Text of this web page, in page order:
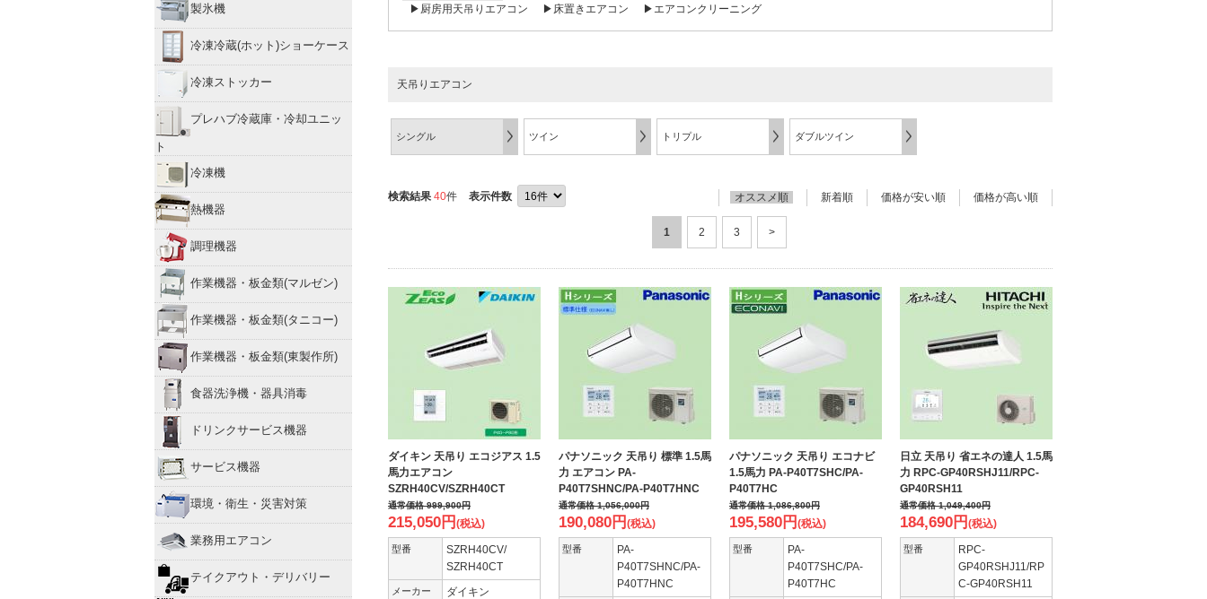
製氷機
冷凍冷蔵(ホット)ショーケース
冷凍ストッカー
プレハブ冷蔵庫・冷却ユニッ
ト
冷凍機
熱機器
調理機器
作業機器・板金類(マルゼン)
作業機器・板金類(タニコー)
作業機器・板金類(東製作所)
食器洗浄機・器具消毒
ドリンクサービス機器
サービス機器
環境・衛生・災害対策
業務用エアコン
テイクアウト・デリバリー
▶厨房用天吊りエアコン
▶床置きエアコン ▶エアコンクリーニング
天吊りエアコン
シングル ツイン トリプル ダブルツイン
検索結果 40件 表示件数 オススメ順 新着順 価格が安い順 価格が高い順
1 2 3 >
ダイキン 天吊り エコジアス 1.5
馬力エアコン
SZRH40CV/SZRH40CT
通常価格999,900円
215,050円 (税込)
型番
SZRH40CV/
SZRH40CT
メーカー ダイキン
パナソニック 天吊り 標準 1.5馬
力 エアコン PA-
P40T7SHNC/PA-P40T7HNC
通常価格1,056,000円
190,080円 (税込)
型番
PA-
P40T7SHNC/PA-
P40T7HNC
パナソニック 天吊り エコナビ
1.5馬力 PA-P40T7SHC/PA-
P40T7HC
通常価格1,086,800円
195,580円 (税込)
型番
PA-
P40T7SHC/PA-
P40T7HC
日立 天吊り 省エネの達人 1.5馬
力 RPC-GP40RSHJ11/RPC-
GP40RSH11
通常価格1,049,400円
184,690円 (税込)
型番
RPC-
GP40RSHJ11/RP
C-GP40RSH11